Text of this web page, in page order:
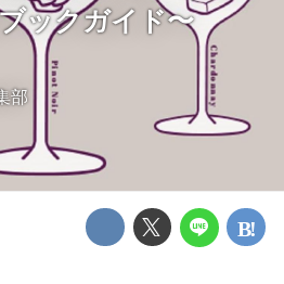
ックガイド〜
部